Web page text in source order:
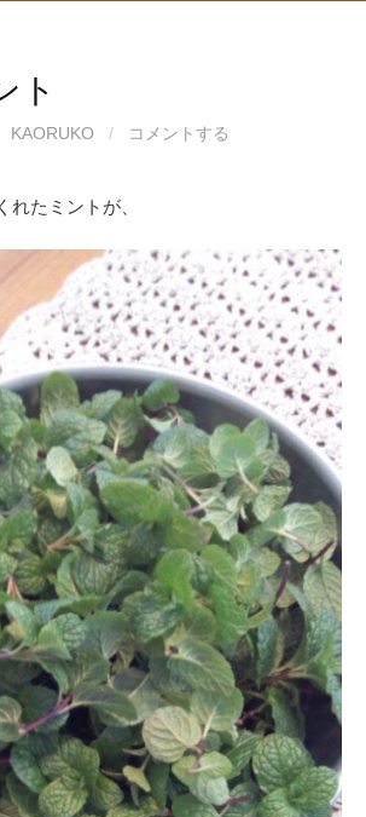
ト
KAORUKO / コメントする
れたミントが、